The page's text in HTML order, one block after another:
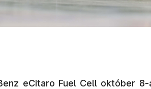
eCitaro Fuel Cell október